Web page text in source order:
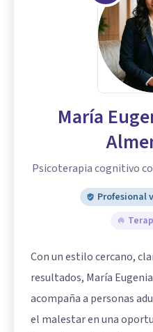
María
Psicoterapia cognitivo
Profesional
Con un estilo cercano,
resultados, María
acompaña a personas
el malestar en una